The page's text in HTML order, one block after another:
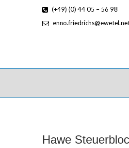
(+49) (0) 44 05 – 56 98
Hawe